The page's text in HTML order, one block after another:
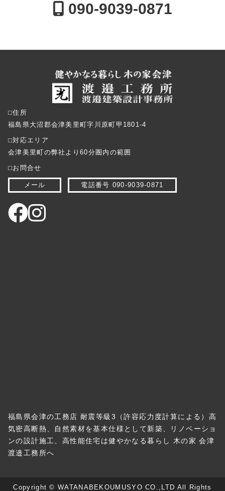
090-9039-0871
⬜︎住所
福島県大沼郡会津美里町字川原町甲1801-4
⬜︎対応エリア
会津美里町の弊社より60分圏内の範囲
⬜︎お問合せ
メール 電話番号 090-9039-0871
福島県会津の工務店 耐震等級3（許容応力度計算による）高
気密高断熱、自然素材を基本仕様として新築、リノベーショ
ンの設計施工、高性能住宅は健やかなる暮らし 木の家 会津
渡邉工務所へ
Copyright © WATANABEKOUMUSYO CO.,LTD All Rights